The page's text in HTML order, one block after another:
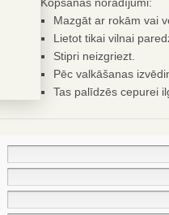
Par
Mazgāt ar rokām vai
Lietot tikai vilnai
Stipri neizgriezt.
Pēc valkāšanas
Tas palīdzēs cepurei